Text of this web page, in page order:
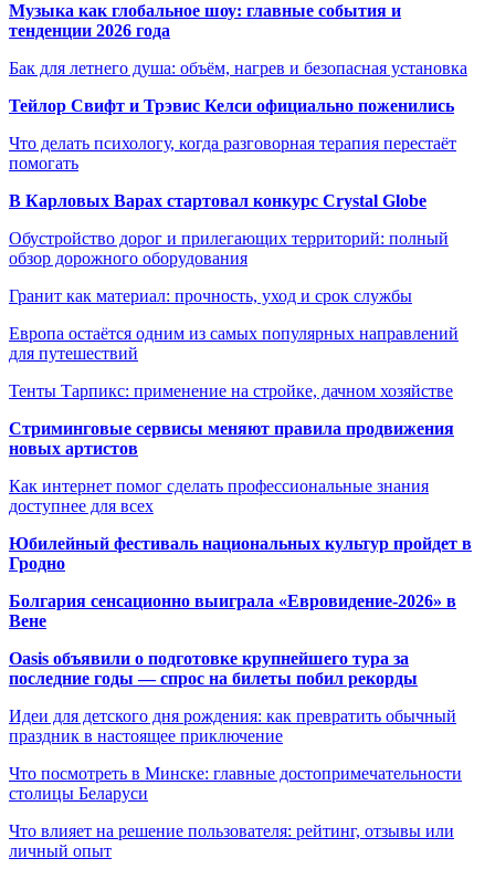
Музыка как глобальное шоу: главные события и
тенденции 2026 года
Бак для летнего душа: объём, нагрев и безопасная установка
Тейлор Свифт и Трэвис Келси официально поженились
Что делать психологу, когда разговорная терапия перестаёт
помогать
В Карловых Варах стартовал конкурс Crystal Globe
Обустройство дорог и прилегающих территорий: полный
обзор дорожного оборудования
Гранит как материал: прочность, уход и срок службы
Европа остаётся одним из самых популярных направлений
для путешествий
Тенты Тарпикс: применение на стройке, дачном хозяйстве
Стриминговые сервисы меняют правила продвижения
новых артистов
Как интернет помог сделать профессиональные знания
доступнее для всех
Юбилейный фестиваль национальных культур пройдет в
Гродно
Болгария сенсационно выиграла «Евровидение-2026» в
Вене
Oasis объявили о подготовке крупнейшего тура за
последние годы — спрос на билеты побил рекорды
Идеи для детского дня рождения: как превратить обычный
праздник в настоящее приключение
Что посмотреть в Минске: главные достопримечательности
столицы Беларуси
Что влияет на решение пользователя: рейтинг, отзывы или
личный опыт